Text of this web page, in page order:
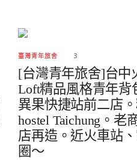
臺灣青年旅舍 3
[台灣青年旅舍]台中
Loft精品風格青年背
異果快捷站前二店
hostel Taichung。老
店再造。近火車站
圈～